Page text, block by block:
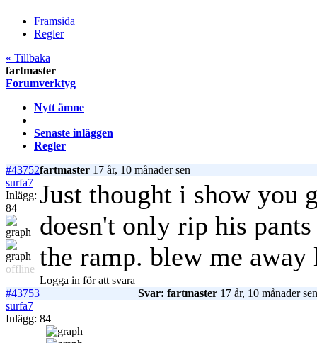
Framsida
Regler
« Tillbaka
fartmaster
Forumverktyg
Nytt ämne
Senaste inläggen
Regler
#43752fartmaster 17 år, 10 månader sen
surfa7
Inlägg:
84
offline
Just thought i show you
doesn't only rip his
the ramp. blew me
Logga in för att svara
#43753
Svar: fartmaster 17 år, 10 månader sen
surfa7
Inlägg: 84